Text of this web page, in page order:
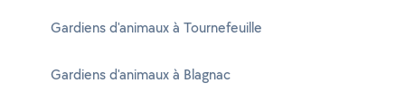
Gardiens d'animaux à Tournefeuille
Gardiens d'animaux à Blagnac